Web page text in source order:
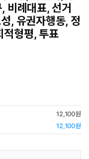
비례대표, 선거
, 유권자행동, 정
형평, 투표
12,100원
12,100원